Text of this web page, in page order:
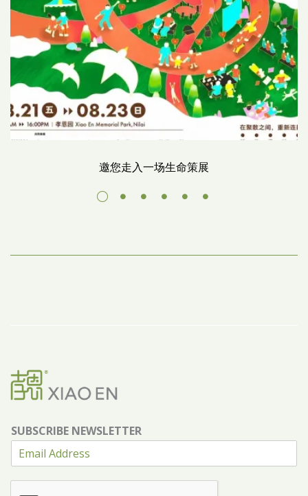
邀您走入一场生命策展
SUBSCRIBE NEWSLETTER